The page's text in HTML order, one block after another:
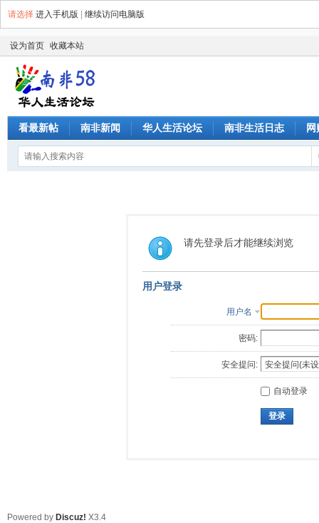
请选择 进入手机版 继续访问电脑版
设为首页 收藏本站
看最新帖 南非新闻 华人生活论坛 南非生活日志 网
请先登录后才能继续浏览
用户登录
用户名
密码:
安全提问:
自动登录
登录
Powered by Discuz! X3.4